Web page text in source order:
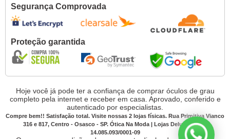
Segurança Comprovada
Proteção garantida
Hoje você já pode ter a confiança de comprar óculos de grau
completo pela internet e receber em casa. Aprovado, conferido e
autenticado por especialistas.
Compre bem!! Satisfação total. Visite nossas 2 lojas físicas. Rua Primitiva Vianco
316 e 817, Centro - Osasco - SP. Ótica Na Moda | Lojas Deluxe CNPJ:
14.085.093/0001-09